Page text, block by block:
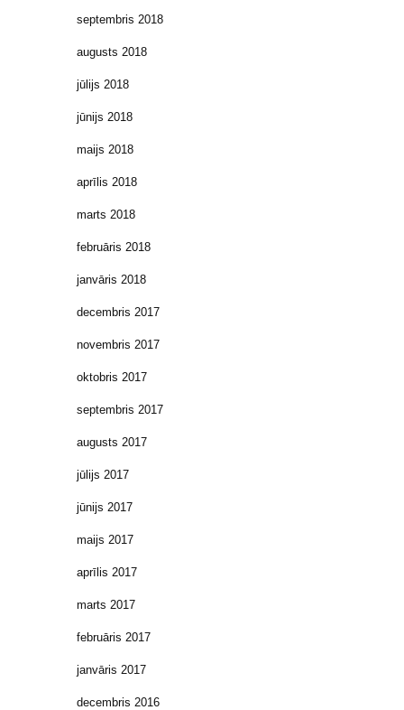
septembris 2018
augusts 2018
jūlijs 2018
jūnijs 2018
maijs 2018
aprīlis 2018
marts 2018
februāris 2018
janvāris 2018
decembris 2017
novembris 2017
oktobris 2017
septembris 2017
augusts 2017
jūlijs 2017
jūnijs 2017
maijs 2017
aprīlis 2017
marts 2017
februāris 2017
janvāris 2017
decembris 2016